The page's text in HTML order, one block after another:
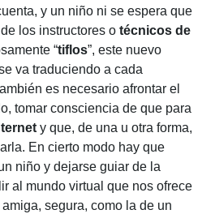
y un niño ni se espera que
los instructores o técnicos de
“tiflos”, este nuevo
va traduciendo a cada
es necesario afrontar el
tomar consciencia de que para
y que, de una u otra forma,
En cierto modo hay que
niño y dejarse guiar de la
al mundo virtual que nos ofrece
segura, como la de un